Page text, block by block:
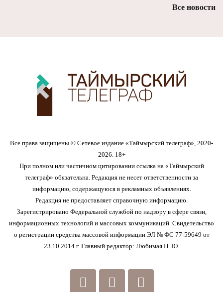
Все новости
Все права защищены © Сетевое издание «Таймырский телеграф», 2020-
2026. 18+
При полном или частичном цитировании ссылка на «Таймырский
телеграф» обязательна. Редакция не несет ответственности за
информацию, содержащуюся в рекламных объявлениях.
Редакция не предоставляет справочную информацию.
Зарегистрировано Федеральной службой по надзору в сфере связи,
информационных технологий и массовых коммуникаций. Свидетельство
о регистрации средства массовой информации ЭЛ № ФС 77-59649 от
23.10.2014 г. Главный редактор: Любимая П. Ю.